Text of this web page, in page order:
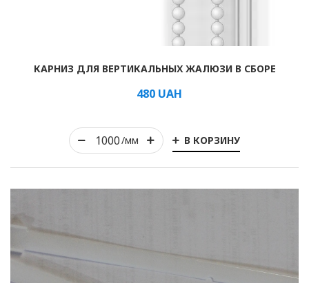
Римские
/мм В КОРЗИНУ
КАРНИЗ ДЛЯ ВЕРТИКАЛЬНЫХ ЖАЛЮЗИ В СБОРЕ
480 UAH